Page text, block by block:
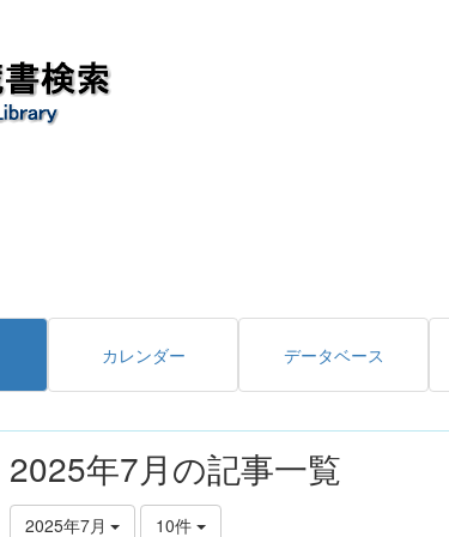
カレンダー データベース
2025年7月の記事一覧
2025年7月 10件